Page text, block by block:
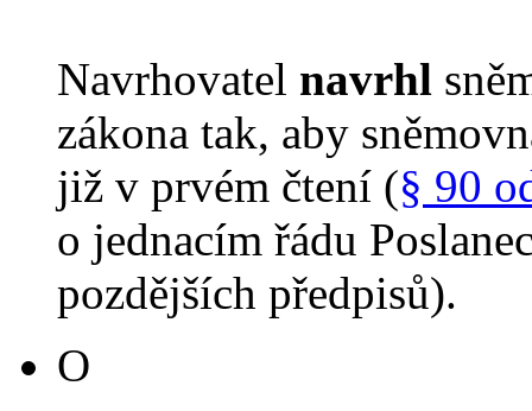
Navrhovatel navrhl
zákona tak, aby
již v prvém čtení (§ 90
o jednacím řádu
pozdějších předpisů).
O